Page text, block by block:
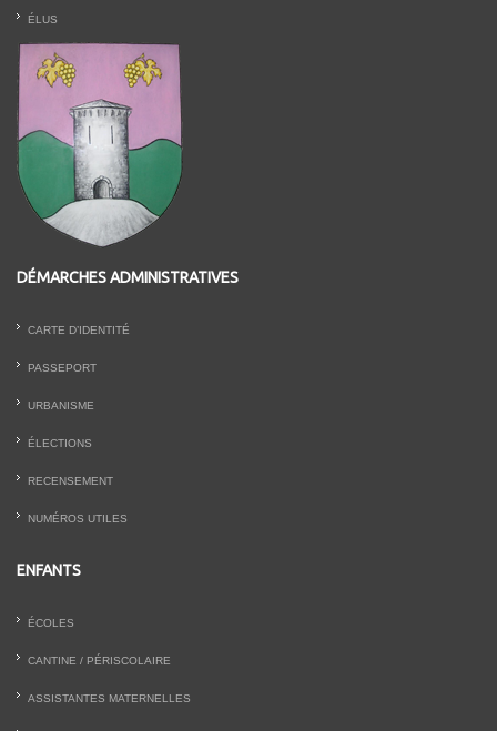
ÉLUS
DÉMARCHES ADMINISTRATIVES
CARTE D’IDENTITÉ
PASSEPORT
URBANISME
ÉLECTIONS
RECENSEMENT
NUMÉROS UTILES
ENFANTS
ÉCOLES
CANTINE / PÉRISCOLAIRE
ASSISTANTES MATERNELLES